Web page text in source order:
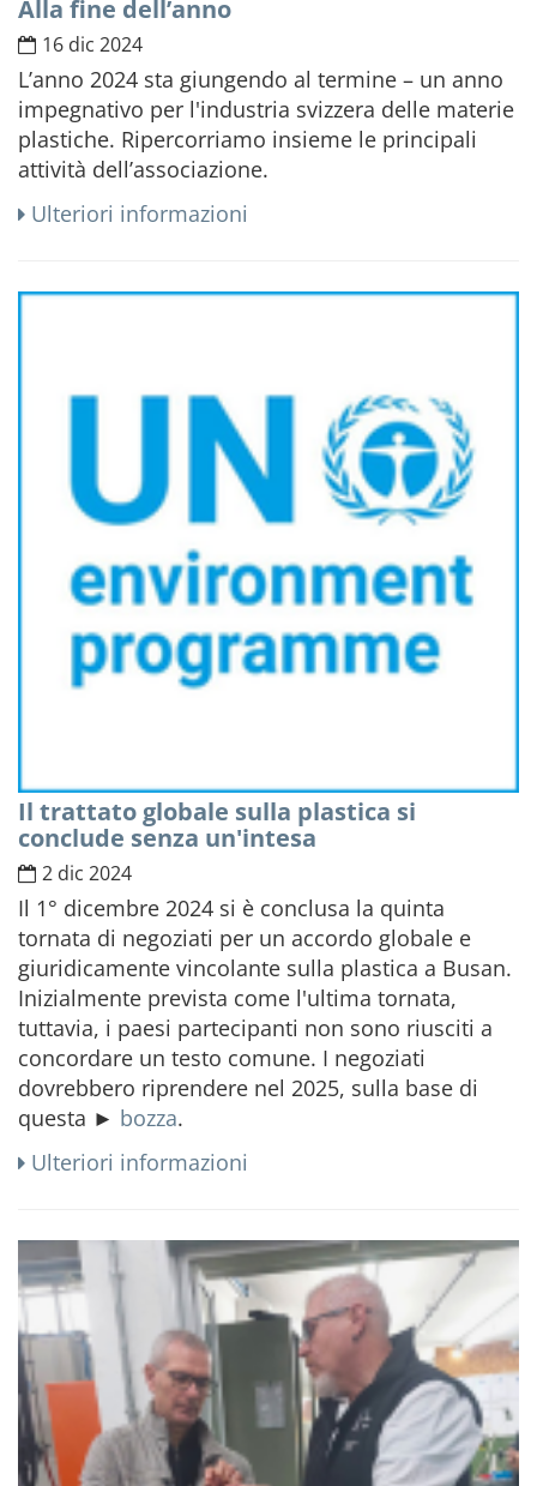
Alla fine dell’anno
16 dic 2024
L’anno 2024 sta giungendo al termine – un anno
impegnativo per l'industria svizzera delle materie
plastiche. Ripercorriamo insieme le principali
attività dell’associazione.
Ulteriori informazioni
Il trattato globale sulla plastica si
conclude senza un'intesa
2 dic 2024
Il 1° dicembre 2024 si è conclusa la quinta
tornata di negoziati per un accordo globale e
giuridicamente vincolante sulla plastica a Busan.
Inizialmente prevista come l'ultima tornata,
tuttavia, i paesi partecipanti non sono riusciti a
concordare un testo comune. I negoziati
dovrebbero riprendere nel 2025, sulla base di
questa ► bozza.
Ulteriori informazioni